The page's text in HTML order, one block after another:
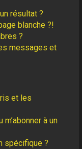
résultat ?
blanche ?!
?
messages et
et les
à un
spécifique ?